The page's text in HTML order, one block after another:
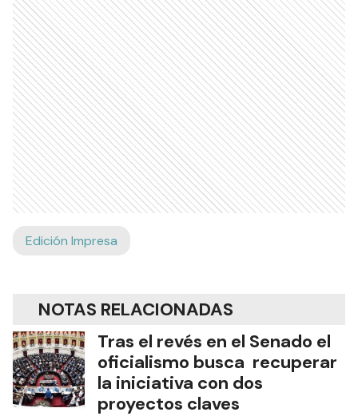
Edición Impresa
NOTAS RELACIONADAS
Tras el revés en el Senado el
oficialismo busca recuperar
la iniciativa con dos
proyectos claves